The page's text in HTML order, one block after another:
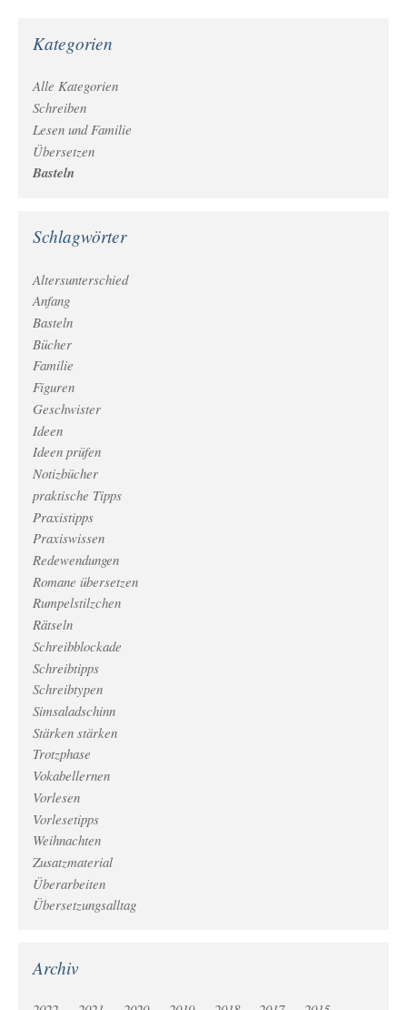
Kategorien
Alle Kategorien
Schreiben
Lesen und Familie
Übersetzen
Basteln
Schlagwörter
Altersunterschied
Anfang
Basteln
Bücher
Familie
Figuren
Geschwister
Ideen
Ideen prüfen
Notizbücher
praktische Tipps
Praxistipps
Praxiswissen
Redewendungen
Romane übersetzen
Rumpelstilzchen
Rätseln
Schreibblockade
Schreibtipps
Schreibtypen
Simsaladschinn
Stärken stärken
Trotzphase
Vokabellernen
Vorlesen
Vorlesetipps
Weihnachten
Zusatzmaterial
Überarbeiten
Übersetzungsalltag
Archiv